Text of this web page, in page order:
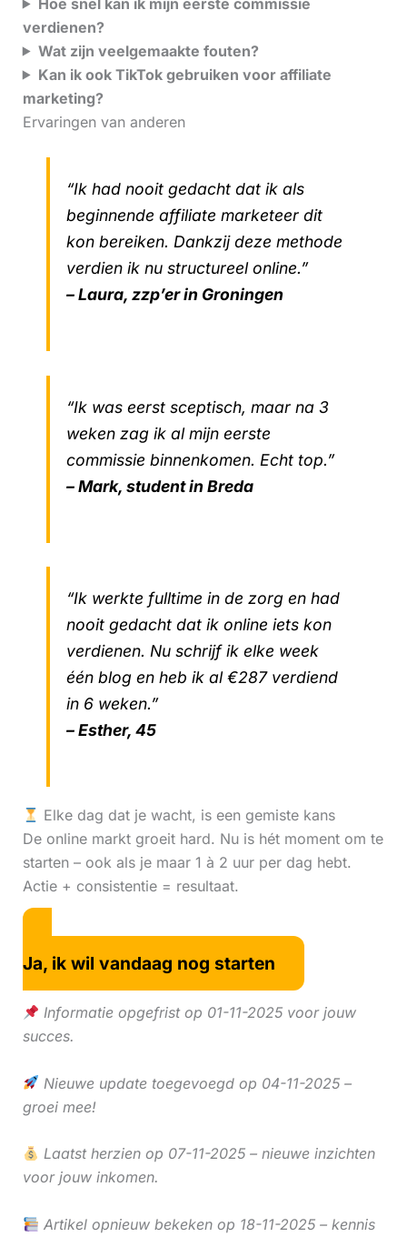
verdienen?
Wat zijn veelgemaakte fouten?
Kan ik ook TikTok gebruiken voor affiliate
marketing?
Ervaringen van anderen
“Ik had nooit gedacht dat ik als
beginnende affiliate marketeer dit
kon bereiken. Dankzij deze methode
verdien ik nu structureel online.”
– Laura, zzp’er in Groningen
“Ik was eerst sceptisch, maar na 3
weken zag ik al mijn eerste
commissie binnenkomen. Echt top.”
– Mark, student in Breda
“Ik werkte fulltime in de zorg en had
nooit gedacht dat ik online iets kon
verdienen. Nu schrijf ik elke week
één blog en heb ik al €287 verdiend
in 6 weken.”
– Esther, 45
Elke dag dat je wacht, is een gemiste kans
De online markt groeit hard. Nu is hét moment om te
starten – ook als je maar 1 à 2 uur per dag hebt.
Actie + consistentie = resultaat.
Ja, ik wil vandaag nog starten
Informatie opgefrist op 01-11-2025 voor jouw
succes.
Nieuwe update toegevoegd op 04-11-2025 –
groei mee!
Laatst herzien op 07-11-2025 – nieuwe inzichten
voor jouw inkomen.
Artikel opnieuw bekeken op 18-11-2025 – kennis